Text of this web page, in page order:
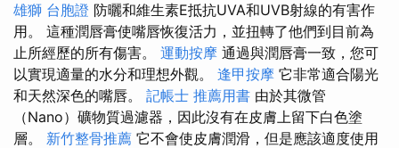
雄獅 台胞證 防曬和維生素E抵抗UVA和UVB射線的有害作
用。 這種潤唇膏使嘴唇恢復活力，並扭轉了他們到目前為
止所經歷的所有傷害。 運動按摩 通過與潤唇膏一致，您可
以實現適量的水分和理想外觀。 逢甲按摩 它非常適合陽光
和天然深色的嘴唇。 記帳士 推薦用書 由於其微管
（Nano）礦物質過濾器，因此沒有在皮膚上留下白色塗
層。 新竹整骨推薦 它不會使皮膚潤滑，但是應該適度使用